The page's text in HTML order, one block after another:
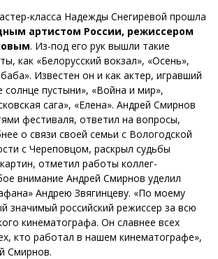
класса Надежды Снегиревой прошла
артистом России, режиссером
. Из-под его рук вышли такие
как «Белорусский вокзал», «Осень»,
Известен он и как актер, игравший
пустыни», «Война и мир»,
сага», «Елена». Андрей Смирнов
фестиваля, ответил на вопросы,
о связи своей семьи с Вологодской
с Череповцом, раскрыл судьбы
отметил работы коллег-
внимание Андрей Смирнов уделил
Андрею Звягинцеву. «По моему
значимый российский режиссер за всю
кинематографа. Он славнее всех
кто работал в нашем кинематографе»,
Смирнов.